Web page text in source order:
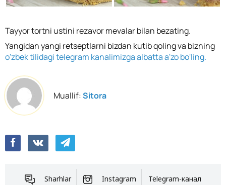
Tayyor tortni ustini rezavor mevalar bilan bezating.
Yangidan yangi retseptlarni bizdan kutib qoling va bizning
o'zbek tilidagi telegram kanalimizga albatta a'zo bo'ling.
Muallif:Sitora
Sharhlar Instagram Telegram-канал